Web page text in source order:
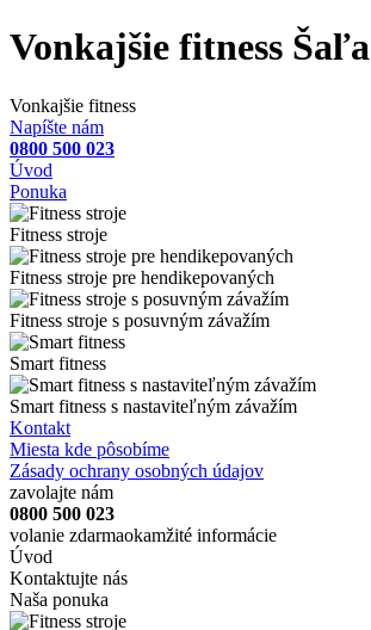
Vonkajšie fitness Šaľa
Vonkajšie fitness
Napíšte nám
0800 500 023
Úvod
Ponuka
Fitness stroje
Fitness stroje pre hendikepovaných
Fitness stroje s posuvným závažím
Smart fitness
Smart fitness s nastaviteľným závažím
Kontakt
Miesta kde pôsobíme
Zásady ochrany osobných údajov
zavolajte nám
0800 500 023
volanie zdarmaokamžité informácie
Úvod
Kontaktujte nás
Naša ponuka